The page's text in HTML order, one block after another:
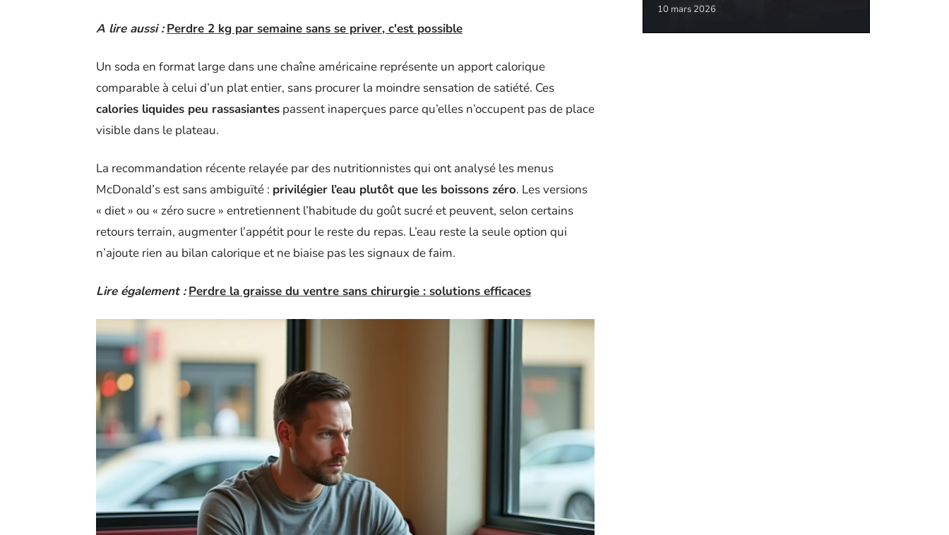
A lire aussi : Perdre 2 kg par semaine sans se priver, c'est possible
Un soda en format large dans une chaîne américaine représente un apport calorique
comparable à celui d’un plat entier, sans procurer la moindre sensation de satiété. Ces
calories liquides peu rassasiantes passent inaperçues parce qu’elles n’occupent pas de place
visible dans le plateau.
La recommandation récente relayée par des nutritionnistes qui ont analysé les menus
McDonald’s est sans ambiguïté : privilégier l’eau plutôt que les boissons zéro. Les versions
« diet » ou « zéro sucre » entretiennent l’habitude du goût sucré et peuvent, selon certains
retours terrain, augmenter l’appétit pour le reste du repas. L’eau reste la seule option qui
n’ajoute rien au bilan calorique et ne biaise pas les signaux de faim.
Lire également : Perdre la graisse du ventre sans chirurgie : solutions efficaces
10 mars 2026